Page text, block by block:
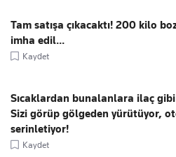
Tam satışa çıkacaktı! 200 kilo
imha edil...
Kaydet
Sıcaklardan bunalanlara ilaç
Sizi görüp gölgeden yürütüyor,
serinletiyor!
Kaydet